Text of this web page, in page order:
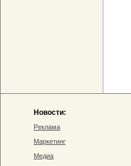
Новости:
Реклама
Маркетинг
Медиа